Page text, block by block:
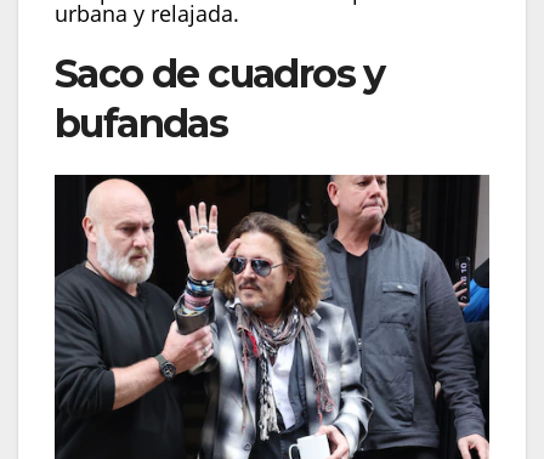
urbana y relajada.
Saco de cuadros y
bufandas